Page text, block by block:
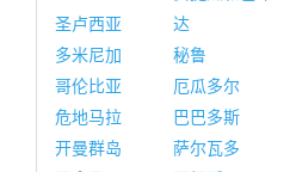
圣卢西亚
达
多米尼加
秘鲁
哥伦比亚
厄瓜多尔
危地马拉
巴巴多斯
开曼群岛
萨尔瓦多